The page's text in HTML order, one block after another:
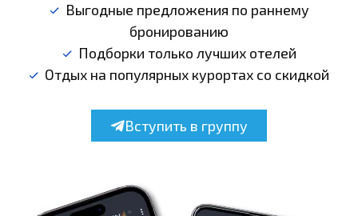
Выгодные предложения по раннему
бронированию
Подборки только лучших отелей
Отдых на популярных курортах со скидкой
Вступить в группу